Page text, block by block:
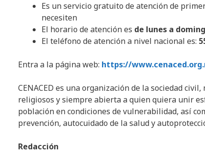
Es un servicio gratuito de atención de
necesiten
El horario de atención es de lunes a
El teléfono de atención a nivel nacional es:
Entra a la página web: https://
CENACED es una organización de la sociedad
religiosos y siempre abierta a quien quiera unir
población en condiciones de vulnerabilidad, así
prevención, autocuidado de la salud y
Redacción